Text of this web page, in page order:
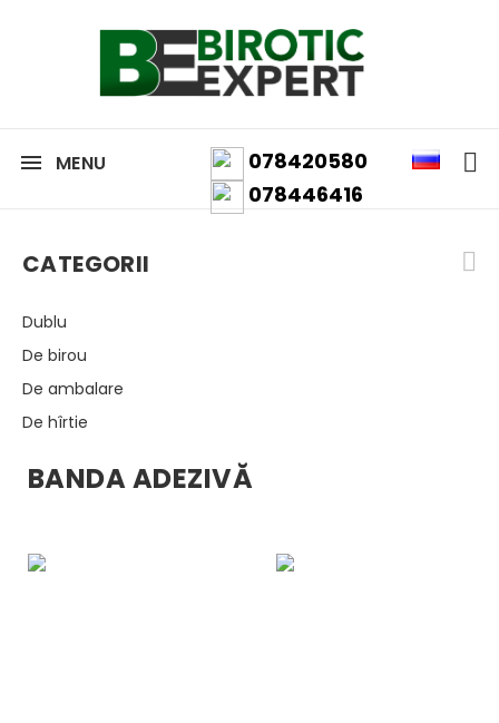
MENU
078420580
078446416
CATEGORII
Dublu
De birou
De ambalare
De hîrtie
BANDA ADEZIVĂ